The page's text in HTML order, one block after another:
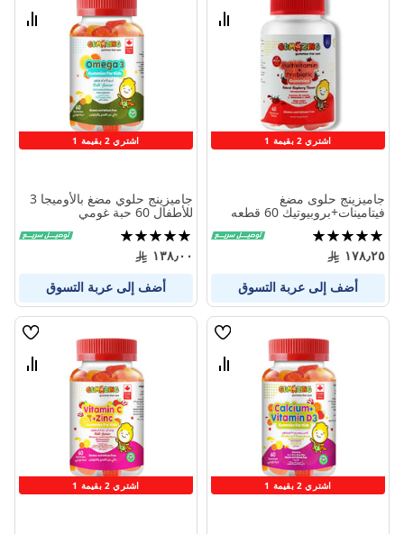
اشتري 2 بقيمة 1
قارن
جاميزينج حلوى مضغ
فيتامينات+بروبيوتيك 60 قطعه
تقييم:
100%
١٧٨٫٢٥
أضف إلى عربة التسوق
اشتري 2 بقيمة 1
قارن
جاميزينج حلوي مضغ بالأوميجا 3
للأطفال 60 حبة غومي
تقييم:
100%
١٣٨٫٠٠
أضف إلى عربة التسوق
اشتري 2 بقيمة 1
قائمة
قارن
اشتري 2 بقيمة 1
قائمة
قارن